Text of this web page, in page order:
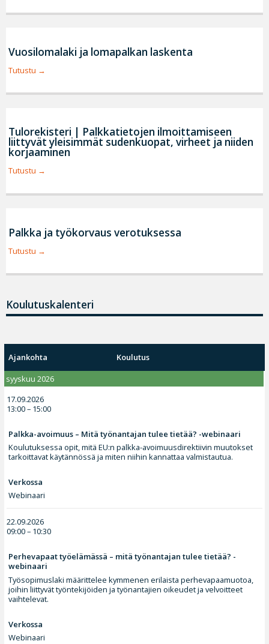
Vuosilomalaki ja lomapalkan laskenta
Tutustu
Tulorekisteri | Palkkatietojen ilmoittamiseen
liittyvät yleisimmät sudenkuopat, virheet ja niiden
korjaaminen
Tutustu
Palkka ja työkorvaus verotuksessa
Tutustu
Koulutuskalenteri
Ajankohta
Koulutus
syyskuu 2026
17.09.2026
13:00 – 15:00
Palkka-avoimuus – Mitä työnantajan tulee tietää? -webinaari
Koulutuksessa opit, mitä EU:n palkka-avoimuusdirektiivin muutokset
tarkoittavat käytännössä ja miten niihin kannattaa valmistautua.
Verkossa
Webinaari
22.09.2026
09:00 – 10:30
Perhevapaat työelämässä – mitä työnantajan tulee tietää? -
webinaari
Työsopimuslaki määrittelee kymmenen erilaista perhevapaamuotoa,
joihin liittyvät työntekijöiden ja työnantajien oikeudet ja velvoitteet
vaihtelevat.
Verkossa
Webinaari